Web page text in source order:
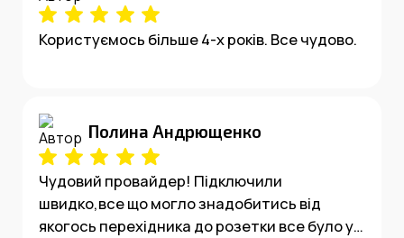
Користуємось більше 4-х років. Все чудово.
Полина Андрющенко
Чудовий провайдер! Підключили
швидко,все що могло знадобитись від
якогось перехідника до розетки все було у